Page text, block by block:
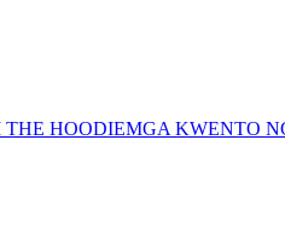
THE HOODIEMGA KWENTO